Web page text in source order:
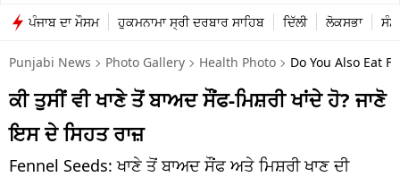
ਪੰਜਾਬ ਦਾ ਮੌਸਮ ਹੁਕਮਨਾਮਾ ਸ੍ਰੀ ਦਰਬਾਰ ਸਾਹਿਬ ਦਿੱਲੀ ਲੋਕਸਭਾ
ਸ਼ਾਰਟ ਵੀਡੀਓਜ਼
ਕਾਰੋਬਾਰ
ਕਰਿਅਰ
Punjabi News Photo Gallery Health Photo Do You Also Eat
ਕੀ ਤੁਸੀਂ ਵੀ ਖਾਣੇ ਤੋਂ ਬਾਅਦ ਸੌਂਫ-ਮਿਸ਼ਰੀ ਖਾਂਦੇ ਹੋ? ਜਾਣੋ
ਇਸ ਦੇ ਸਿਹਤ ਰਾਜ਼
Fennel Seeds: ਖਾਣੇ ਤੋਂ ਬਾਅਦ ਸੌਂਫ ਅਤੇ ਮਿਸ਼ਰੀ ਖਾਣ ਦੀ